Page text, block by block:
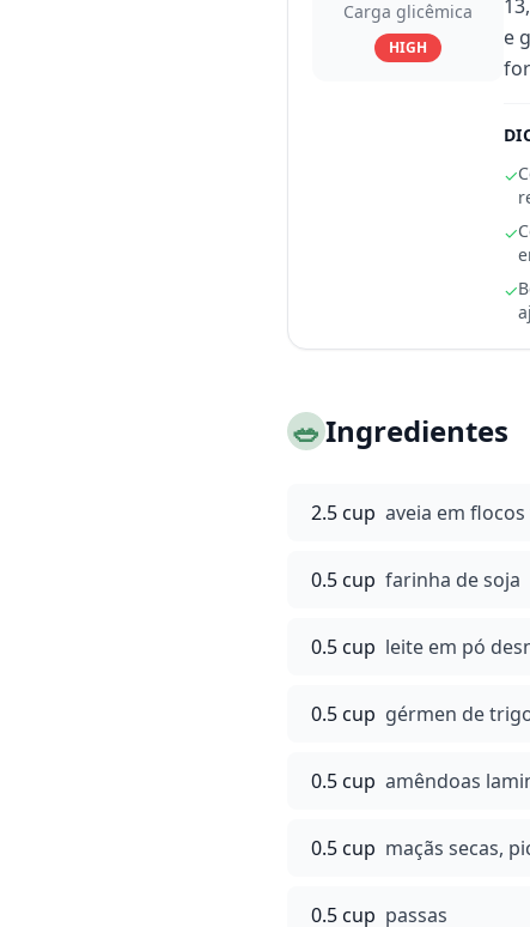
Carga glicêmica
HIGH
e
✓
✓
✓
🥗Ingredientes
2.5 cup aveia em
0.5 cup farinha de soja
0.5 cup leite em pó
0.5 cup gérmen de
0.5 cup amêndoas
0.5 cup maçãs secas,
0.5 cup passas